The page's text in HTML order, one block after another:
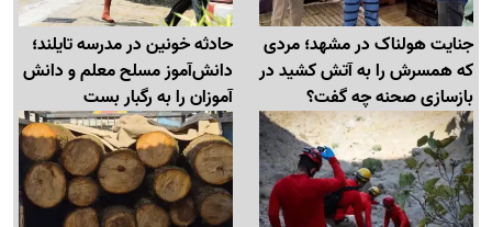
جنایت هولناک در مشهد؛ مردی
که همسرش را به آتش کشید در
بازسازی صحنه چه گفت؟
حادثه خونین در مدرسه تایلند؛
دانش‌آموز مسلح معلم و دانش
آموزان را به رگبار بست